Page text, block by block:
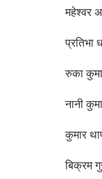
महेश्वर
प्रतिभा
रुका
नानी
कुमार
बिक्रम